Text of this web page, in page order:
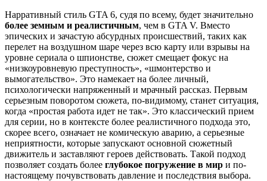
Нарративный стиль GTA 6, судя по всему, будет значительно
более земным и реалистичным, чем в GTA V. Вместо
эпических и зачастую абсурдных происшествий, таких как
перелет на воздушном шаре через всю карту или взрывы на
уровне сериала о шпионстве, сюжет смещает фокус на
«низкоуровневую преступность», «шмонтерство и
вымогательство». Это намекает на более личный,
психологически напряженный и мрачный рассказ. Первым
серьезным поворотом сюжета, по-видимому, станет ситуация,
когда «простая работа идет не так». Это классический прием
для серии, но в контексте более реалистичного подхода это,
скорее всего, означает не комическую аварию, а серьезные
неприятности, которые запускают основной сюжетный
движитель и заставляют героев действовать. Такой подход
позволяет создать более глубокое погружение в мир и по-
настоящему почувствовать давление и последствия выбора.